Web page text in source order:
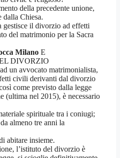
della precedente unione,
dalla Chiesa.
gestisce il divorzio ad effetti
del matrimonio per la Sacra
Milano E
DIVORZIO
un avvocato matrimonialista,
civili derivanti dal divorzio
come previsto dalla legge
(ultima nel 2015), è necessario
spirituale tra i coniugi;
almeno tre anni la
abitare insieme.
l’istituto del divorzio è